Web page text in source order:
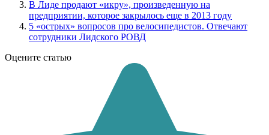
В Лиде продают «икру», произведенную на
предприятии, которое закрылось еще в 2013 году
5 «острых» вопросов про велосипедистов. Отвечают
сотрудники Лидского РОВД
Оцените статью